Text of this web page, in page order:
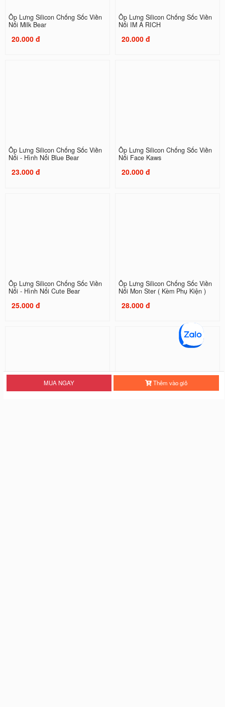
MUA NGAY Thêm vào giỏ
Ốp Lưng Silicon Chống Sốc Viền
Nổi Milk Bear
20.000 đ
Ốp Lưng Silicon Chống Sốc Viền
Nổi IM A RICH
20.000 đ
Ốp Lưng Silicon Chống Sốc Viền
Nổi - Hình Nổi Blue Bear
23.000 đ
Ốp Lưng Silicon Chống Sốc Viền
Nổi Face Kaws
20.000 đ
Ốp Lưng Silicon Chống Sốc Viền
Nổi - Hình Nổi Cute Bear
25.000 đ
Ốp Lưng Silicon Chống Sốc Viền
Nổi Mon Ster ( Kèm Phụ Kiện )
28.000 đ